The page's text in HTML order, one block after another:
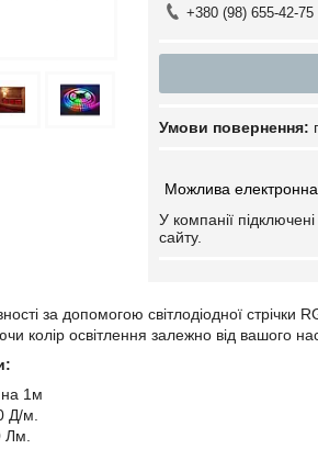
+380 (98) 655-42-75
У компанії
сайту.
за допомогою світлодіодної стрічки
колір освітлення залежно від вашого
на 1м
Д/м.
Лм.